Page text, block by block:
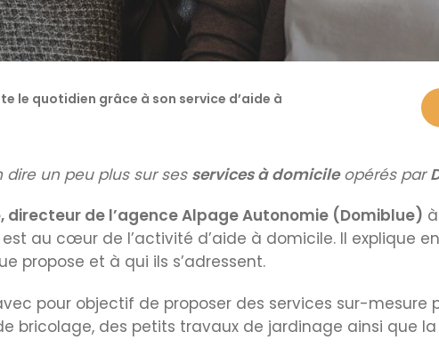
le quotidien grâce à son service d’aide à
dire un peu plus sur ses services à domicileopérés par
directeur de l’agence Alpage Autonomie (Domiblue)
est au cœur de l’activité d’aide à domicile. Il explique
propose et à qui ils s’adressent.
pour objectif de proposer des services sur-mesure
bricolage, des petits travaux de jardinage ainsi que